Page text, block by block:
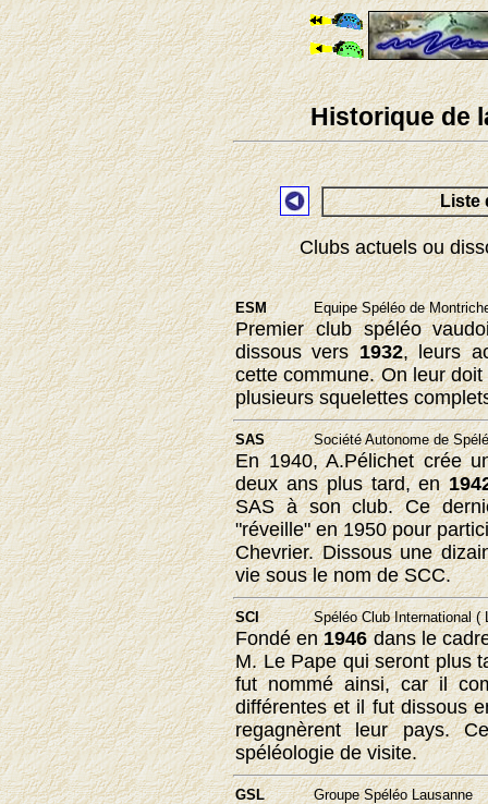
Historique de
Liste
Clubs actuels ou
ESM Equipe Spéléo de
Premier club spéléo
dissous vers1932, leurs
cette commune. On leur
plusieurs squelettes
SAS Société Autonome de
En 1940, A.Pélichet crée
deux ans plus tard, en
SAS à son club. Ce
"réveille" en 1950 pour
Chevrier. Dissous une
vie sous le nom de SCC.
SCI Spéléo Club International (
Fondé en1946dans le
M. Le Pape qui seront plus
fut nommé ainsi, car il
différentes et il fut dissous
regagnèrent leur pays.
spéléologie de visite.
GSL Groupe Spéléo Lausanne